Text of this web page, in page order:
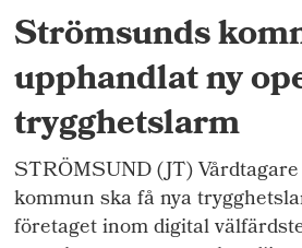
Strömsunds
upphandlat ny
trygghetslarm
STRÖMSUND (JT)
kommun ska få nya
företaget inom digital